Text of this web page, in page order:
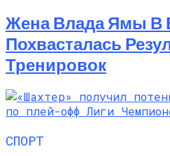
Жена Влада Ямы В
Похвасталась
Тренировок
СПОРТ